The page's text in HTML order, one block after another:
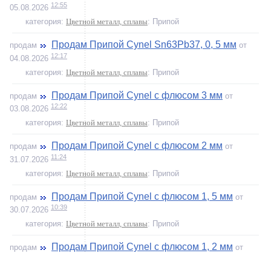
05.08.2026 12:55
категория: Цветной металл, сплавы: Припой
продам Продам Припой Cynel Sn63Pb37, 0, 5 мм от
04.08.2026 12:17
категория: Цветной металл, сплавы: Припой
продам Продам Припой Cynel с флюсом 3 мм от
03.08.2026 12:22
категория: Цветной металл, сплавы: Припой
продам Продам Припой Cynel с флюсом 2 мм от
31.07.2026 11:24
категория: Цветной металл, сплавы: Припой
продам Продам Припой Cynel с флюсом 1, 5 мм от
30.07.2026 10:39
категория: Цветной металл, сплавы: Припой
продам Продам Припой Cynel с флюсом 1, 2 мм от